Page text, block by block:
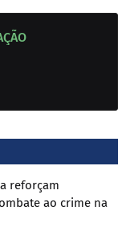
reforçam
ao crime na